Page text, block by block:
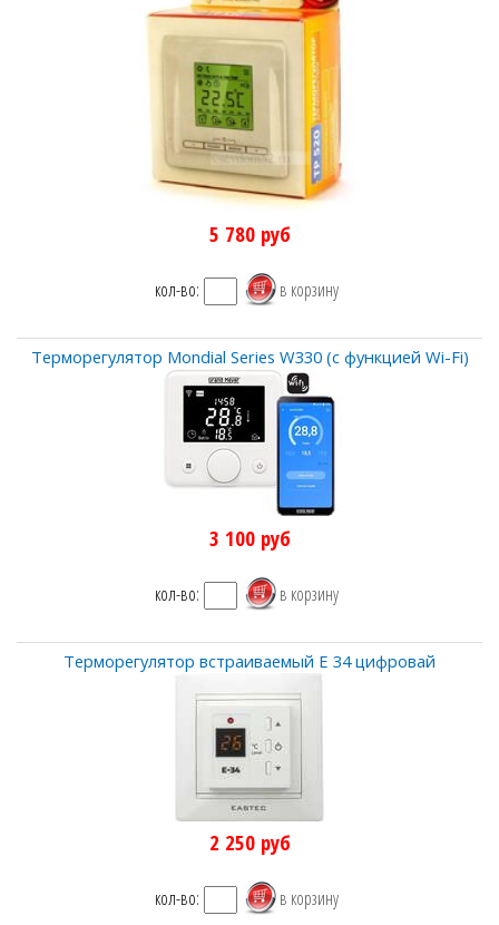
5 780 руб
кол-во:
Терморегулятор Mondial Series W330 (с функцией Wi-Fi)
3 100 руб
кол-во:
Терморегулятор встраиваемый Е 34 цифровай
2 250 руб
кол-во: